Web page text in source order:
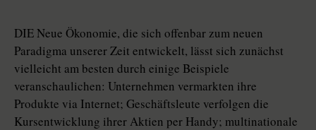
DIE Neue Ökonomie, die sich offenbar zum neuen
Paradigma unserer Zeit entwickelt, lässt sich zunächst
vielleicht am besten durch einige Beispiele
veranschaulichen: Unternehmen vermarkten ihre
Produkte via Internet; Geschäftsleute verfolgen die
Kursentwicklung ihrer Aktien per Handy; multinationale